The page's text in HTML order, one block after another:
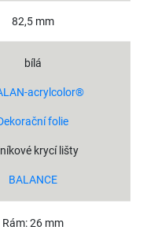
82,5 mm
bílá
acrylcolor®
folie
krycí lišty
BALANCE
Rám: 26 mm